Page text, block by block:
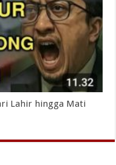
Lahir hingga Mati